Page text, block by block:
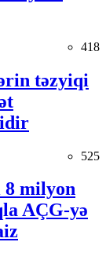
418
təzyiqi
525
8 milyon
AÇG-yə